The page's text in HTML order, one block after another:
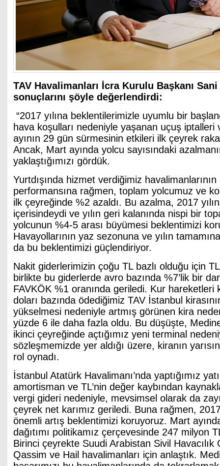
TAV Havalimanları İcra Kurulu Başkanı
sonuçlarını şöyle değerlendirdi:
“2017 yılına beklentilerimizle uyumlu bir
hava koşulları nedeniyle yaşanan uçuş iptalleri
ayının 29 gün sürmesinin etkileri ilk çeyrek
Ancak, Mart ayında yolcu sayısındaki
yaklaştığımızı gördük.
Yurtdışında hizmet verdiğimiz
performansına rağmen, toplam yolcumuz ve
ilk çeyreğinde %2 azaldı. Bu azalma, 2017
içerisindeydi ve yılın geri kalanında nispi bir
yolcunun %4-5 arası büyümesi beklentimizi
Havayollarının yaz sezonuna ve yılın
da bu beklentimizi güçlendiriyor.
Nakit giderlerimizin çoğu TL bazlı olduğu için
birlikte bu giderlerde avro bazında %7’lik bir
FAVKÖK %1 oranında geriledi. Kur hareketleri
doları bazında ödediğimiz TAV İstanbul
yükselmesi nedeniyle artmış görünen kira
yüzde 6 ile daha fazla oldu. Bu düşüşte,
ikinci çeyreğinde açtığımız yeni terminal
sözleşmemizde yer aldığı üzere, kiranın
rol oynadı.
İstanbul Atatürk Havalimanı’nda yaptığımız
amortisman ve TL’nin değer kaybından
vergi gideri nedeniyle, mevsimsel olarak da
çeyrek net karımız geriledi. Buna rağmen,
önemli artış beklentimizi koruyoruz. Mart
dağıtımı politikamız çerçevesinde 247 milyon
Birinci çeyrekte Suudi Arabistan Sivil Havacılık
Qassim ve Hail havalimanları için anlaştık.